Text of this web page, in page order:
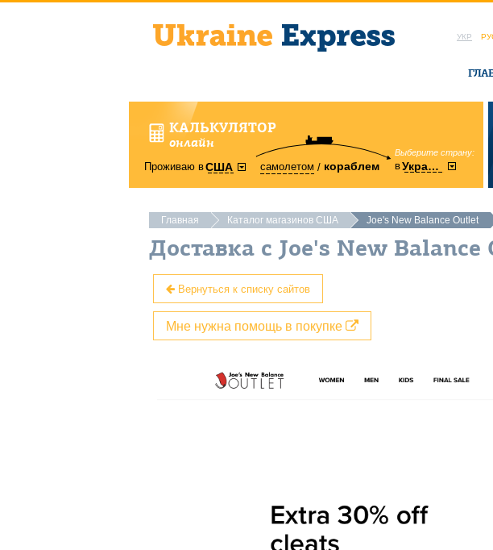
УКР
КАЛЬКУЛЯТОР
онлайн
Проживаю вСША самолетом кораблем
Выберите страну:
вУкраину
Главная Каталог магазинов США Joe's New Balance Outlet
Доставка с Joe's New
Вернуться к списку сайтов
Мне нужна помощь в покупке